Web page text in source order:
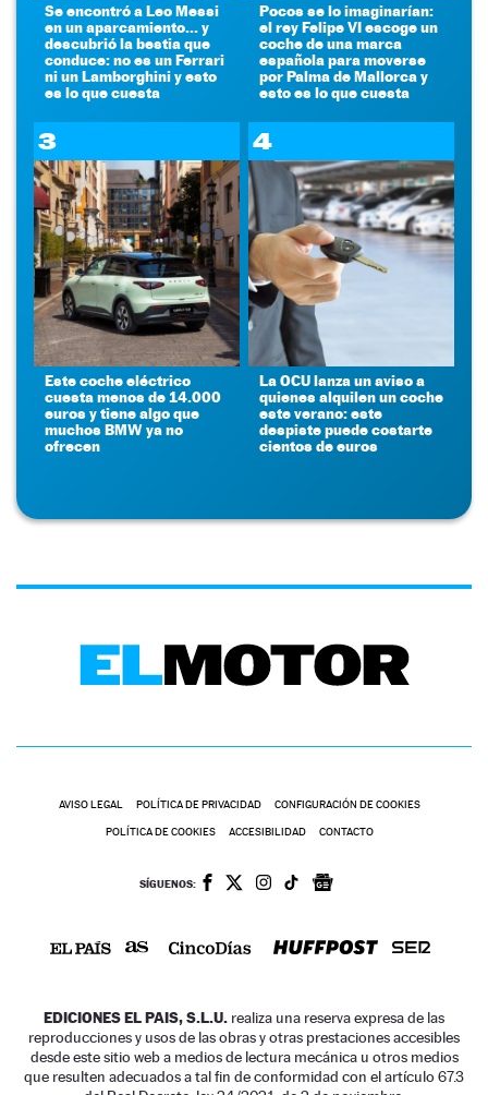
Se encontró a Leo Messi
en un aparcamiento... y
descubrió la bestia que
conduce: no es un Ferrari
ni un Lamborghini y esto
es lo que cuesta
Pocos se lo imaginarían:
el rey Felipe VI escoge un
coche de una marca
española para moverse
por Palma de Mallorca y
esto es lo que cuesta
3
Este coche eléctrico
cuesta menos de 14.000
euros y tiene algo que
muchos BMW ya no
ofrecen
4
La OCU lanza un aviso a
quienes alquilen un coche
este verano: este
despiste puede costarte
cientos de euros
AVISO LEGAL POLÍTICA DE PRIVACIDAD CONFIGURACIÓN DE COOKIES
POLÍTICA DE COOKIES ACCESIBILIDAD CONTACTO
SÍGUENOS:
EDICIONES EL PAIS, S.L.U. realiza una reserva expresa de las
reproducciones y usos de las obras y otras prestaciones accesibles
desde este sitio web a medios de lectura mecánica u otros medios
que resulten adecuados a tal fin de conformidad con el artículo 67.3